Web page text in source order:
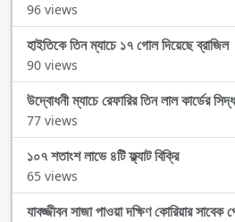
96 views
হাইতিকে তিন ম্যাচে ১৭ গোল দিয়েছে ব্রাজিল
90 views
উদ্বোধনী ম্যাচে রেফারির তিন লাল কার্ডের
77 views
১০৭ শতাংশ লাভে ৪টি ফ্ল্যাট বিক্রি
65 views
যাবজ্জীবন সাজা পাওয়া দক্ষিণ কোরিয়ার সাবেক